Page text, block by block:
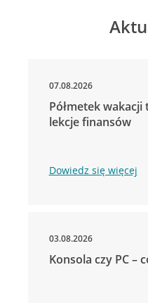
07.08.2026
Półmetek
lekcje finansów
Dowiedz się więcej
03.08.2026
Konsola czy PC –